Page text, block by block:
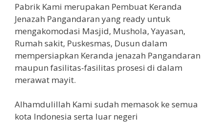
Pabrik Kami merupakan Pembuat Keranda
Jenazah Pangandaran yang ready untuk
mengakomodasi Masjid, Mushola, Yayasan,
Rumah sakit, Puskesmas, Dusun dalam
mempersiapkan Keranda jenazah Pangandaran
maupun fasilitas-fasilitas prosesi di dalam
merawat mayit.
Alhamdulillah Kami sudah memasok ke semua
kota Indonesia serta luar negeri